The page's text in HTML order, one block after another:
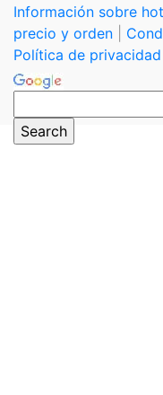
Información sobre
precio y orden
Política de privacidad